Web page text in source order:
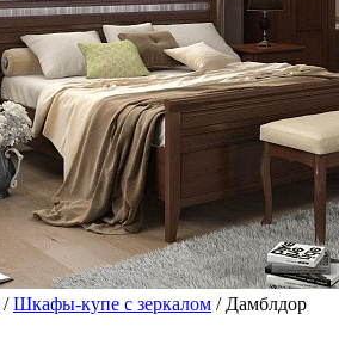
/Шкафы-купе с зеркалом / Дамблдор